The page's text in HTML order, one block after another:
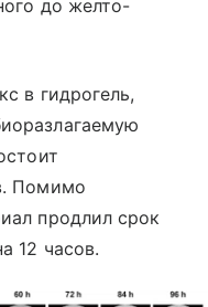
до желто-
в гидрогель,
Помимо
продлил срок
12 часов.